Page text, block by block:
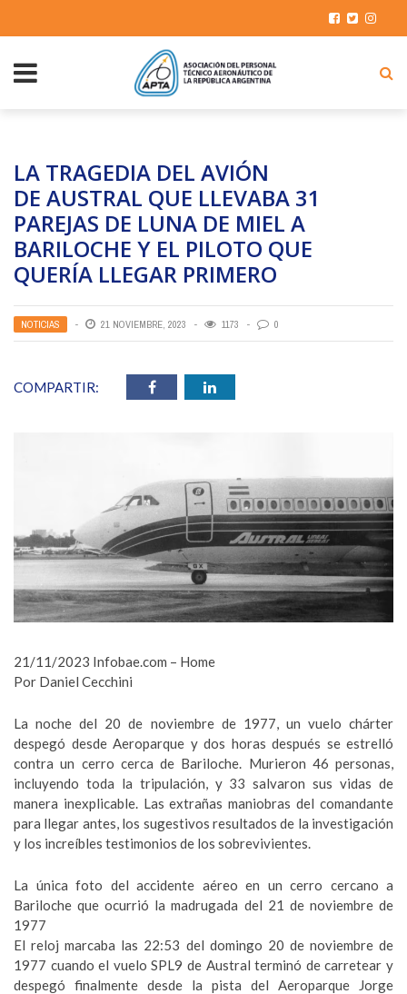
LA TRAGEDIA DEL AVIÓN
DE AUSTRAL QUE LLEVABA 31
PAREJAS DE LUNA DE MIEL A
BARILOCHE Y EL PILOTO QUE
QUERÍA LLEGAR PRIMERO
NOTICIAS 21 NOVIEMBRE, 2023 1173 0
COMPARTIR:
21/11/2023 Infobae.com – Home
Por Daniel Cecchini
La noche del 20 de noviembre de 1977, un vuelo chárter
despegó desde Aeroparque y dos horas después se estrelló
contra un cerro cerca de Bariloche. Murieron 46 personas,
incluyendo toda la tripulación, y 33 salvaron sus vidas de
manera inexplicable. Las extrañas maniobras del comandante
para llegar antes, los sugestivos resultados de la investigación
y los increíbles testimonios de los sobrevivientes.
La única foto del accidente aéreo en un cerro cercano a
Bariloche que ocurrió la madrugada del 21 de noviembre de
1977
El reloj marcaba las 22:53 del domingo 20 de noviembre de
1977 cuando el vuelo SPL9 de Austral terminó de carretear y
despegó finalmente desde la pista del Aeroparque Jorge